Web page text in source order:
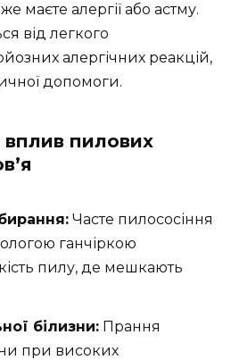
маєте алергії або астму.
від легкого
алергічних реакцій,
допомоги.
вплив пилових
Часте пилососіння
ганчіркою
пилу, де мешкають
білизни: Прання
при високих